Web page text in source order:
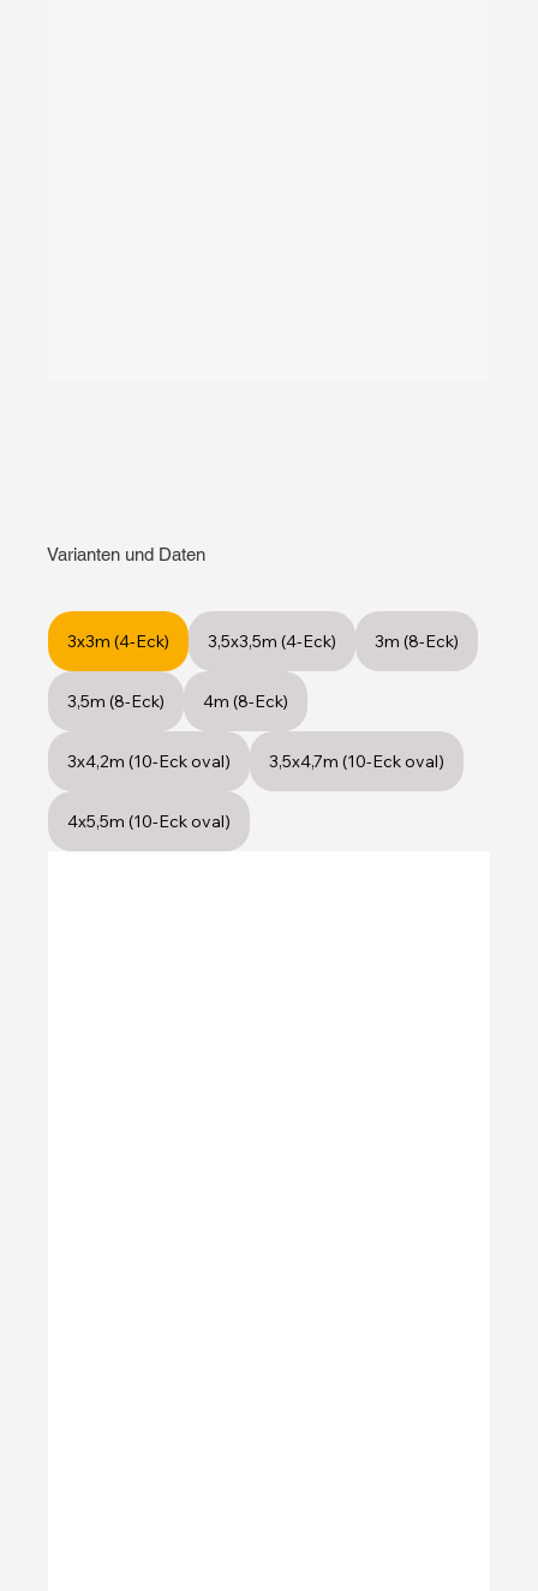
Varianten und Daten
3x3m (4-Eck) 3,5x3,5m (4-Eck) 3m (8-Eck)
3,5m (8-Eck) 4m (8-Eck)
3x4,2m (10-Eck oval) 3,5x4,7m (10-Eck oval)
4x5,5m (10-Eck oval)